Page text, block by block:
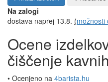
Na zalogi
dostava naprej 13.8. (možnosti
Ocene
čiščenje
• Ocenjeno na 4barista.hu